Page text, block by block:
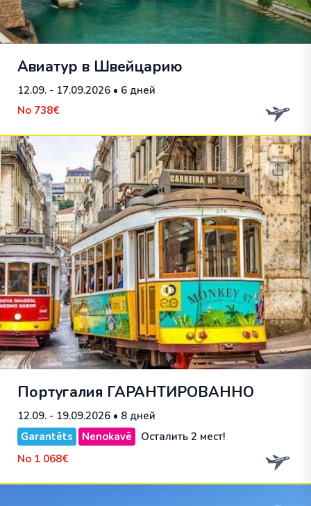
Авиатур в Швейцарию
12.09. - 17.09.2026 • 6 дней
No 738€
Португалия ГАРАНТИРОВАННО
12.09. - 19.09.2026 • 8 дней
Garantēts
Nenokavē
Осталить 2 мест!
No 1 068€